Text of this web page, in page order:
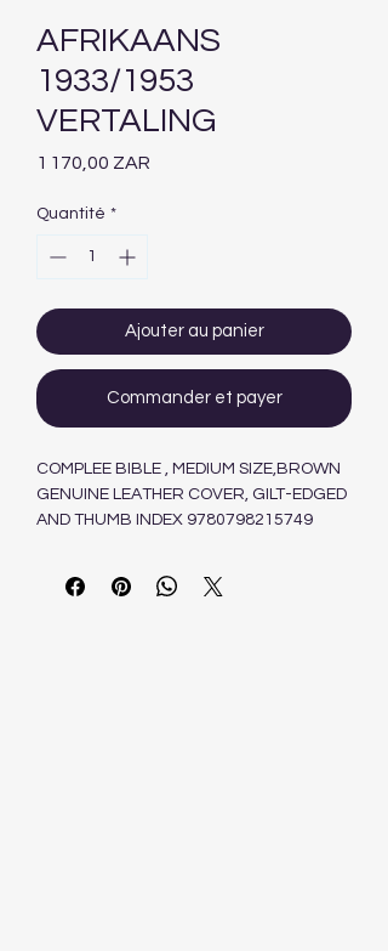
AFRIKAANS
1933/1953
VERTALING
1 170,00 ZAR
Quantité *
Ajouter au panier
Commander et payer
COMPLEE BIBLE , MEDIUM SIZE,BROWN
GENUINE LEATHER COVER, GILT-EDGED
AND THUMB INDEX 9780798215749